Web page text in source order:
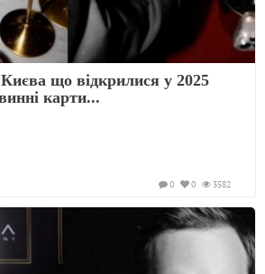
що відкрилися у 2025
карти...
3582
0
0